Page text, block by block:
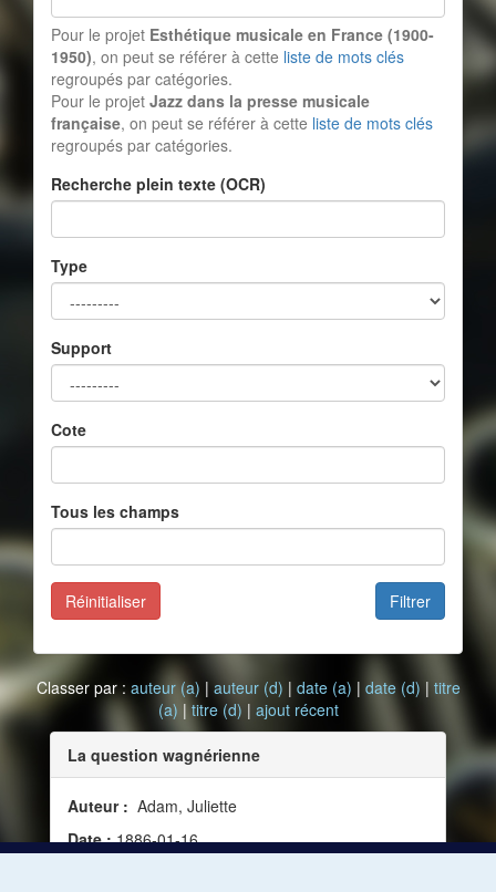
Pour le projet Esthétique musicale en France (1900-
1950), on peut se référer à cette liste de mots clés
regroupés par catégories.
Pour le projet Jazz dans la presse musicale
française, on peut se référer à cette liste de mots clés
regroupés par catégories.
Recherche plein texte (OCR)
Type
Support
Cote
Tous les champs
Filtrer
Réinitialiser
Classer par : auteur (a) | auteur (d) | date (a) | date (d) | titre
(a) | titre (d) | ajout récent
La question wagnérienne
Auteur : Adam, Juliette
Date :1886-01-16